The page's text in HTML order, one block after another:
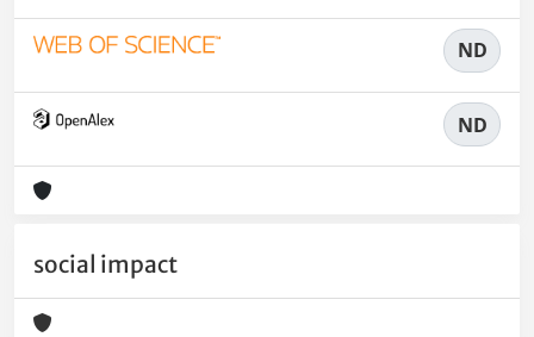
ND
ND
social impact